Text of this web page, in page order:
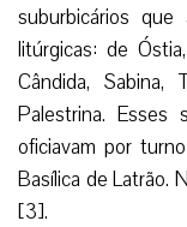
suburbicários
litúrgicas: de
Cândida,
Palestrina.
oficiavam por
Basílica de Latrão.
[3].